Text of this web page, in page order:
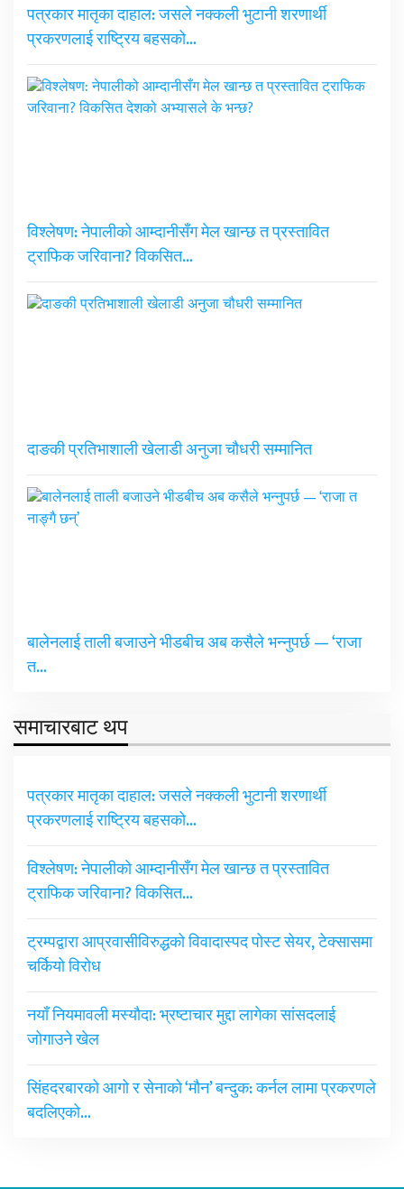
पत्रकार मातृका दाहाल: जसले नक्कली भुटानी शरणार्थी
प्रकरणलाई राष्ट्रिय बहसको…
विश्लेषण: नेपालीको आम्दानीसँग मेल खान्छ त प्रस्तावित
ट्राफिक जरिवाना? विकसित…
दाङकी प्रतिभाशाली खेलाडी अनुजा चौधरी सम्मानित
बालेनलाई ताली बजाउने भीडबीच अब कसैले भन्नुपर्छ — ‘राजा
त…
समाचारबाट थप
पत्रकार मातृका दाहाल: जसले नक्कली भुटानी शरणार्थी
प्रकरणलाई राष्ट्रिय बहसको…
विश्लेषण: नेपालीको आम्दानीसँग मेल खान्छ त प्रस्तावित
ट्राफिक जरिवाना? विकसित…
ट्रम्पद्वारा आप्रवासीविरुद्धको विवादास्पद पोस्ट सेयर, टेक्सासमा
चर्कियो विरोध
नयाँ नियमावली मस्यौदा: भ्रष्टाचार मुद्दा लागेका सांसदलाई
जोगाउने खेल
सिंहदरबारको आगो र सेनाको ‘मौन’ बन्दुक: कर्नल लामा प्रकरणले
बदलिएको…